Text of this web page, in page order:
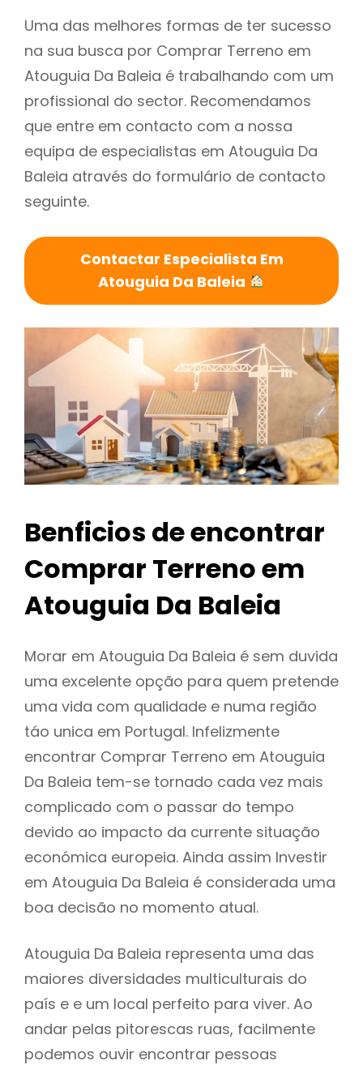
Uma das melhores formas de ter sucesso
na sua busca por Comprar Terreno em
Atouguia Da Baleia é trabalhando com um
profissional do sector. Recomendamos
que entre em contacto com a nossa
equipa de especialistas em Atouguia Da
Baleia através do formulário de contacto
seguinte.
Contactar Especialista Em
Atouguia Da Baleia
Benficios de encontrar
Comprar Terreno em
Atouguia Da Baleia
Morar em Atouguia Da Baleia é sem duvida
uma excelente opção para quem pretende
uma vida com qualidade e numa região
táo unica em Portugal. Infelizmente
encontrar Comprar Terreno em Atouguia
Da Baleia tem-se tornado cada vez mais
complicado com o passar do tempo
devido ao impacto da currente situação
económica europeia. Ainda assim Investir
em Atouguia Da Baleia é considerada uma
boa decisão no momento atual.
Atouguia Da Baleia representa uma das
maiores diversidades multiculturais do
país e e um local perfeito para viver. Ao
andar pelas pitorescas ruas, facilmente
podemos ouvir encontrar pessoas